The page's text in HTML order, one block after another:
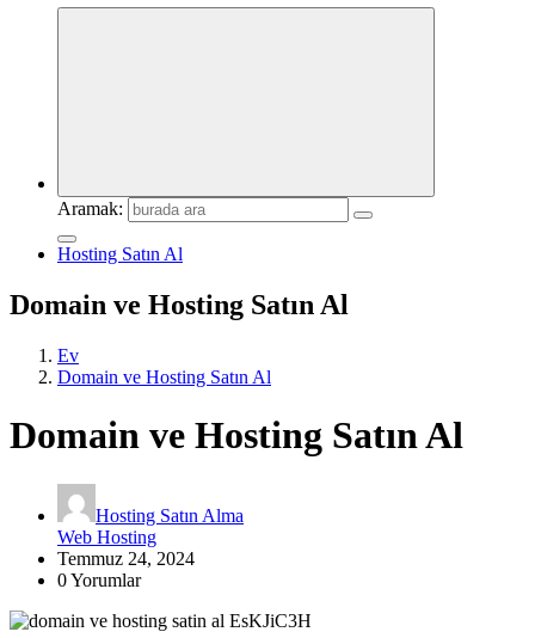
Aramak:
Hosting Satın Al
Domain ve Hosting Satın Al
Ev
Domain ve Hosting Satın Al
Domain ve Hosting Satın Al
Hosting Satın Alma
Web Hosting
Temmuz 24, 2024
0 Yorumlar